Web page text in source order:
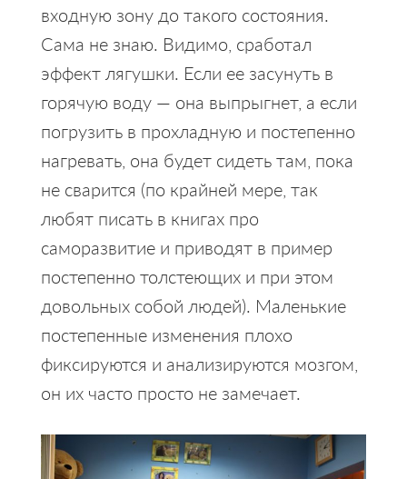
входную зону до такого состояния.
Сама не знаю. Видимо, сработал
эффект лягушки. Если ее засунуть в
горячую воду — она выпрыгнет, а если
погрузить в прохладную и постепенно
нагревать, она будет сидеть там, пока
не сварится (по крайней мере, так
любят писать в книгах про
саморазвитие и приводят в пример
постепенно толстеющих и при этом
довольных собой людей). Маленькие
постепенные изменения плохо
фиксируются и анализируются мозгом,
он их часто просто не замечает.